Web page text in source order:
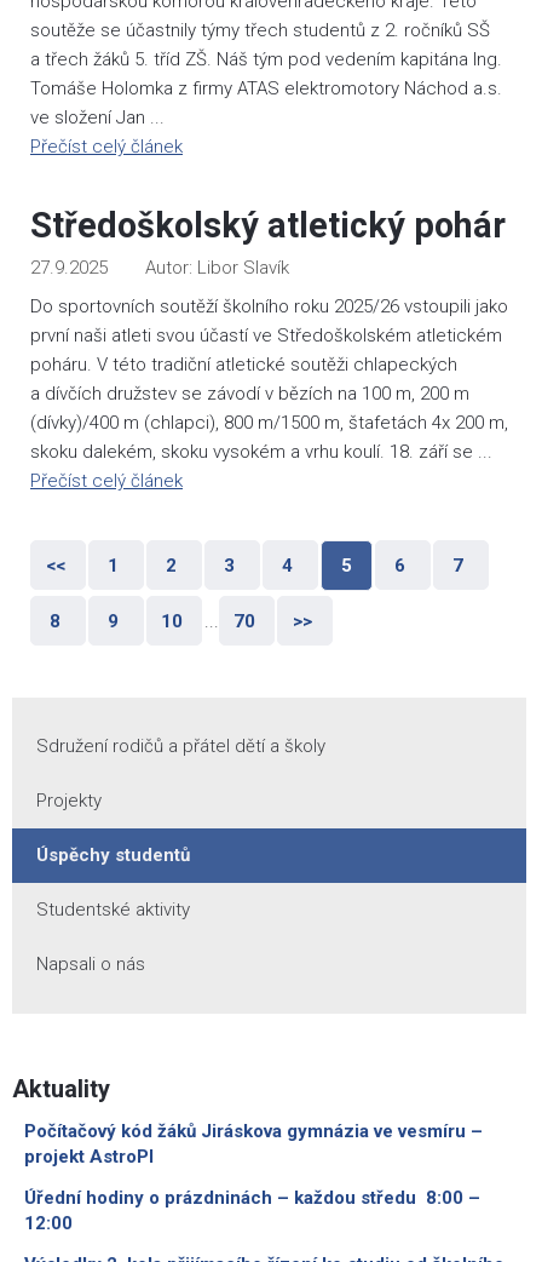
soutěže se účastnily týmy třech studentů z 2. ročníků SŠ
a třech žáků 5. tříd ZŠ. Náš tým pod vedením kapitána Ing.
Tomáše Holomka z firmy ATAS elektromotory Náchod a.s.
ve složení Jan ...
Přečíst celý článek
Středoškolský atletický pohár
27.9.2025
Libor Slavík
Do sportovních soutěží školního roku 2025/26 vstoupili jako
první naši atleti svou účastí ve Středoškolském atletickém
poháru. V této tradiční atletické soutěži chlapeckých
a dívčích družstev se závodí v bězích na 100 m, 200 m
(dívky)/400 m (chlapci), 800 m/1500 m, štafetách 4x 200 m,
skoku dalekém, skoku vysokém a vrhu koulí. 18. září se ...
Přečíst celý článek
<< 1 2 3 4 5 6 7
8 9 10 ... 70 >>
Sdružení rodičů a přátel dětí a školy
Projekty
Úspěchy studentů
Studentské aktivity
Napsali o nás
Aktuality
Počítačový kód žáků Jiráskova gymnázia ve vesmíru –
projekt AstroPI
Úřední hodiny o prázdninách – každou středu 8:00 –
12:00